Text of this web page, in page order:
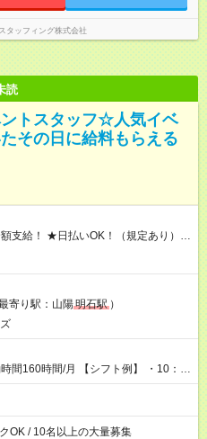
タッフィング株式会社
読
トスタッフ☆人気イベ
その日に給料もらえる
お仕事後はコンビニATMから 日払
寄り駅：山陽明石駅 ）
【シフト例】 ・10：
OK / 10名以上の大量募集